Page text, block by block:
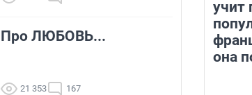
Про ЛЮБОВЬ...
21 353 167
учит
она